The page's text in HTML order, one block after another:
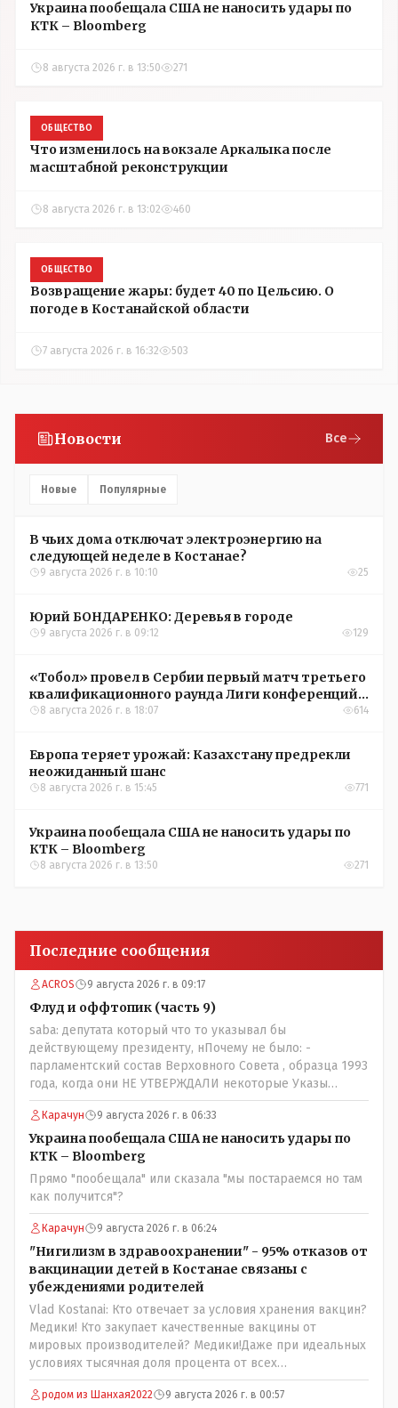
Украина пообещала США не наносить удары по
КТК – Bloomberg
8 августа 2026 г. в 13:50 271
ОБЩЕСТВО
Что изменилось на вокзале Аркалыка после
масштабной реконструкции
8 августа 2026 г. в 13:02 460
ОБЩЕСТВО
Возвращение жары: будет 40 по Цельсию. О
погоде в Костанайской области
7 августа 2026 г. в 16:32 503
Новости Все
Новые Популярные
В чьих дома отключат электроэнергию на
следующей неделе в Костанае?
9 августа 2026 г. в 10:10 25
Юрий БОНДАРЕНКО: Деревья в городе
9 августа 2026 г. в 09:12 129
«Тобол» провел в Сербии первый матч третьего
квалификационного раунда Лиги конференций
УЕФА
8 августа 2026 г. в 18:07 614
Европа теряет урожай: Казахстану предрекли
неожиданный шанс
8 августа 2026 г. в 15:45 771
Украина пообещала США не наносить удары по
КТК – Bloomberg
8 августа 2026 г. в 13:50 271
Последние сообщения
ACROS 9 августа 2026 г. в 09:17
Флуд и оффтопик (часть 9)
saba: депутата который что то указывал бы
действующему президенту, нПочему не было: -
парламентский состав Верховного Совета , образца 1993
года, когда они НЕ УТВЕРЖДАЛИ некоторые Указы
Назарбаева, особенно в части выборов и перевыборов и
некоторых вопросах внутренней политики, и тогда
Назарбай волевым Указом РАСПУСТИЛ этот бунтарский
состав. Имя - Серикболсын Абдильдин вам знакомо -
юывший секретарь ЦК КП Казахстана , впоследствии -
депутат Верховного Совета и Мажлиса и Председатель
партии коммунстов- он в то время и после и причём
НЕОДНОКРАТНО, указывал и многократно на недостатки
Назарбая и предлагал ему самому ДОБРОВОЛЬНО уйти с
поста Президента.
Карачун 9 августа 2026 г. в 06:33
Украина пообещала США не наносить удары по
КТК – Bloomberg
Прямо "пообещала" или сказала "мы постараемся но там
как получится"?
Карачун 9 августа 2026 г. в 06:24
"Нигилизм в здравоохранении" - 95% отказов от
вакцинации детей в Костанае связаны с
убеждениями родителей
Vlad Kostanai: Кто отвечает за условия хранения вакцин?
Медики! Кто закупает качественные вакцины от
мировых производителей? Медики!Даже при идеальных
условиях тысячная доля процента от всех
вакцинированных может иметь плохие последствия от
прививки. Бумага нужна как защита от дол.....бов не
родом из Шанхая2022 9 августа 2026 г. в 00:57